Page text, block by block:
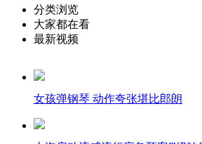
分类浏览
大家都在看
最新视频
女孩弹钢琴 动作夸张堪比郎朗